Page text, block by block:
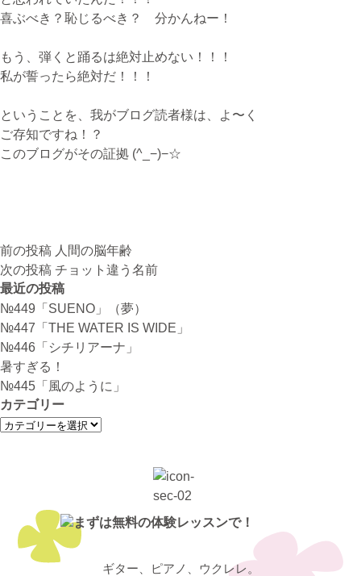
喜ぶべき？恥じるべき？ 分かんねー！
もう、弾くと踊るは絶対止めない！！！
私が誓ったら絶対だ！！！
ということを、我がブログ読者様は、よ〜く
ご存知ですね！？
このブログがその証拠 (^_−)−☆
投
稿
ナ
ビ
ゲ
ー
シ
ョ
ン
前の投稿 人間の脳年齢
次の投稿 チョット違う名前
最近の投稿
№449「SUENO」（夢）
№447「THE WATER IS WIDE」
№446「シチリアーナ」
暑すぎる！
№445「風のように」
カテゴリー
カ
ギター、ピアノ、ウクレレ。